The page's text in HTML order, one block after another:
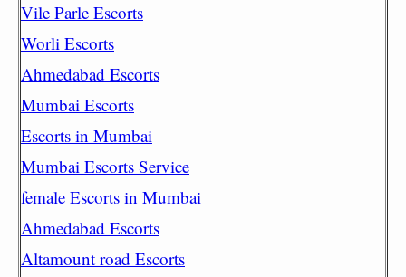
Vile Parle Escorts
Worli Escorts
Ahmedabad Escorts
Mumbai Escorts
Escorts in Mumbai
Mumbai Escorts Service
female Escorts in Mumbai
Ahmedabad Escorts
Altamount road Escorts